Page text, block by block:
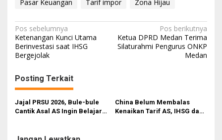
Pasar Keuangan
Tarif impor Zona Hijau
N
a
v
i
g
a
s
Pos sebelumnya
Ketenangan Kunci Utama
Berinvestasi saat IHSG
Bergejolak
Pos berikutnya
Ketua DPRD Medan Terima
Silaturahmi Pengurus ONKP
Medan
Posting Terkait
Jajal PRSU 2026, Bule-bule
Cantik Asal AS Ingin Belajar
China Belum Membalas
Kenaikan Tarif AS, IHSG dan